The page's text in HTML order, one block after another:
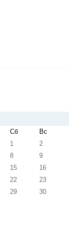
Сб
Вс
1
2
8
9
15
16
22
23
29
30